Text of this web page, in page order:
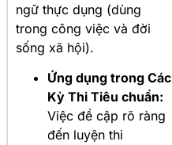
ngữ thực dụng (dùng
trong công việc và đời
sống xã hội).
Ứng dụng trong Các
Kỳ Thi Tiêu chuẩn:
Việc đề cập rõ ràng
đến luyện thi